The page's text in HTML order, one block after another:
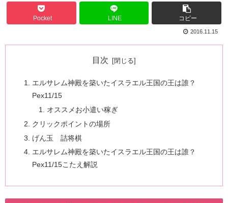
Pocket LINE コピー
2016.11.15
目次
エルサレム神殿を築いたイスラエル王国の王は誰？
Pex11/15
オススメお小遣い稼ぎ
クリックポイントの場所
げん玉 詰将棋
エルサレム神殿を築いたイスラエル王国の王は誰？
Pex11/15こたえ解説